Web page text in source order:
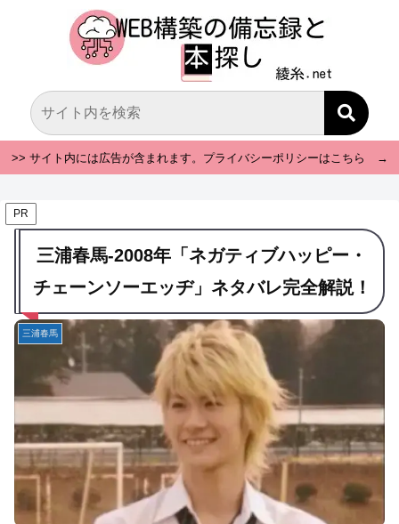
>> サイト内には広告が含まれます。プライバシーポリシーはこちら →
PR
三浦春馬-2008年「ネガティブハッピー・
チェーンソーエッヂ」ネタバレ完全解説！
三浦春馬